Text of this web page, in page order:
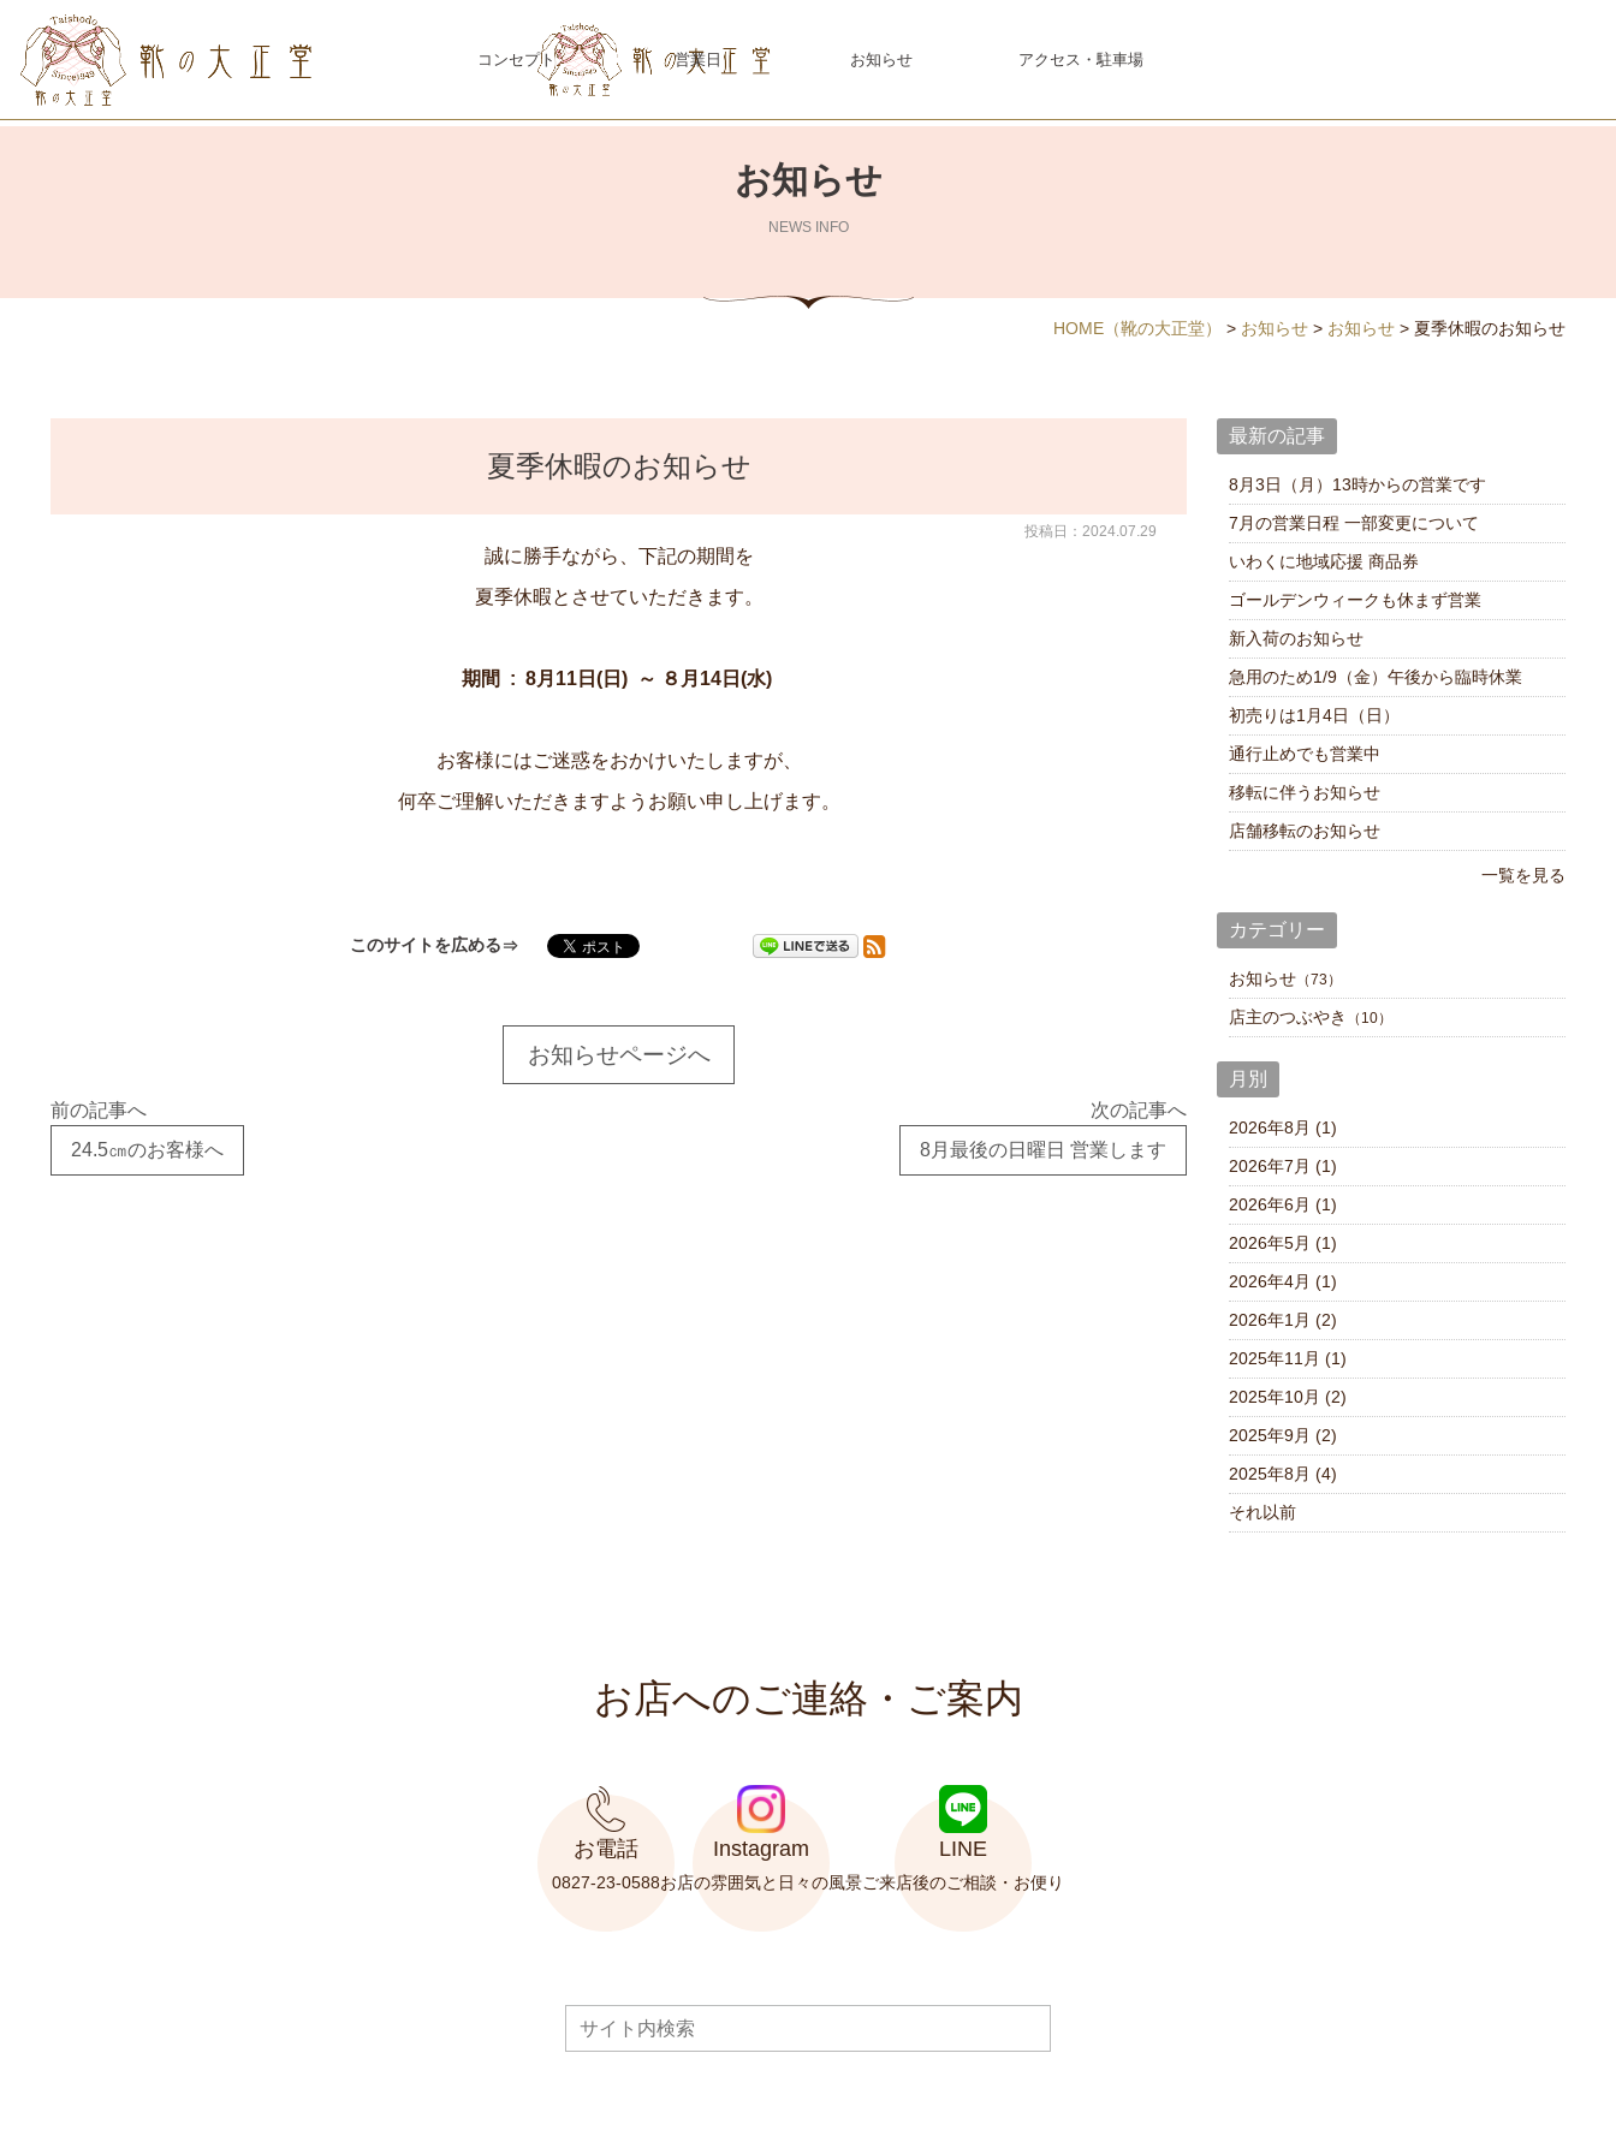
コンセプト 営業日 お知らせ アクセス・駐車場
お知らせ
NEWS INFO
HOME （靴の大正堂） > お知らせ > お知らせ > 夏季休暇のお知らせ
夏季休暇のお知らせ
投稿日：2024.07.29
誠に勝手ながら、下記の期間を
夏季休暇とさせていただきます。
期間 : 8月11日(日) ～ ８月14日(水)
お客様にはご迷惑をおかけいたしますが、
何卒ご理解いただきますようお願い申し上げます。
このサイトを広める
お知らせページへ
前の記事へ
24.5㎝のお客様へ
次の記事へ
8月最後の日曜日 営業します
最新の記事
8月3日（月）13時からの営業です
7月の営業日程 一部変更について
いわくに地域応援 商品券
ゴールデンウィークも休まず営業
新入荷のお知らせ
急用のため1/9（金）午後から臨時休業
初売りは1月4日（日）
通行止めでも営業中
移転に伴うお知らせ
店舗移転のお知らせ
一覧を見る
カテゴリー
お知らせ （73）
店主のつぶやき （10）
月別
2026年8月 (1)
2026年7月 (1)
2026年6月 (1)
2026年5月 (1)
2026年4月 (1)
2026年1月 (2)
2025年11月 (1)
2025年10月 (2)
2025年9月 (2)
2025年8月 (4)
それ以前
お店へのご連絡・ご案内
お電話
0827-23-0588
Instagram
お店の雰囲気と 日々の風景
LINE
ご来店後のご相談・お便り